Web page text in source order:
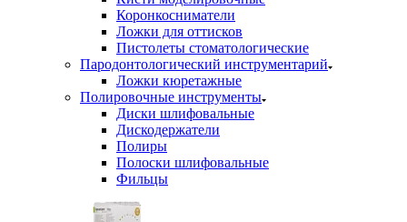
Коронкосниматели
Ложки для оттисков
Пистолеты стоматологические
Пародонтологический инструментарий
Ложки кюретажные
Полировочные инструменты
Диски шлифовальные
Дискодержатели
Полиры
Полоски шлифовальные
Фильцы